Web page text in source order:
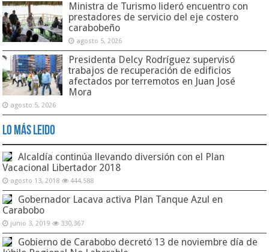
Ministra de Turismo lideró encuentro con
prestadores de servicio del eje costero
carabobeño
agosto 5, 2026
Presidenta Delcy Rodríguez supervisó
trabajos de recuperación de edificios
afectados por terremotos en Juan José
Mora
agosto 5, 2026
Lo Más Leido
Alcaldía continúa llevando diversión con el Plan
Vacacional Libertador 2018
agosto 13, 2018 444,588
Gobernador Lacava activa Plan Tanque Azul en
Carabobo
junio 3, 2019 330,367
Gobierno de Carabobo decretó 13 de noviembre día de